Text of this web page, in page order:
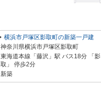
横浜市戸塚区影取町の新築一戸建
神奈川県横浜市戸塚区影取町
東海道本線「藤沢」駅 バス18分 「影
取」 停歩2分
新築